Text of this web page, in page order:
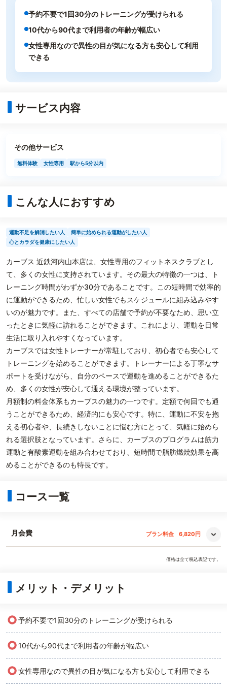
予約不要で1回30分のトレーニングが受けられる
10代から90代まで利用者の年齢が幅広い
女性専用なので異性の目が気になる方も安心して利用
できる
サービス内容
その他サービス
無料体験 女性専用 駅から5分以内
こんな人におすすめ
運動不足を解消したい人
簡単に始められる運動がしたい人
心とカラダを健康にしたい人
カーブス 近鉄河内山本店は、女性専用のフィットネスクラブとし
て、多くの女性に支持されています。その最大の特徴の一つは、ト
レーニング時間がわずか30分であることです。この短時間で効率的
に運動ができるため、忙しい女性でもスケジュールに組み込みやす
いのが魅力です。また、すべての店舗で予約が不要なため、思い立
ったときに気軽に訪れることができます。これにより、運動を日常
生活に取り入れやすくなっています。
カーブスでは女性トレーナーが常駐しており、初心者でも安心して
トレーニングを始めることができます。トレーナーによる丁寧なサ
ポートを受けながら、自分のペースで運動を進めることができるた
め、多くの女性が安心して通える環境が整っています。
月額制の料金体系もカーブスの魅力の一つです。定額で何回でも通
うことができるため、経済的にも安心です。特に、運動に不安を抱
える初心者や、長続きしないことに悩む方にとって、気軽に始めら
れる選択肢となっています。さらに、カーブスのプログラムは筋力
運動と有酸素運動を組み合わせており、短時間で脂肪燃焼効果を高
めることができるのも特長です。
コース一覧
月会費 プラン料金 6,820円
価格は全て税込表記です。
メリット・デメリット
○予約不要で1回30分のトレーニングが受けられる
○10代から90代まで利用者の年齢が幅広い
○女性専用なので異性の目が気になる方も安心して利用できる